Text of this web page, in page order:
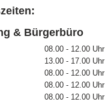
& Bürgerbüro
08.00 - 12.00 Uhr
13.00 - 17.00 Uhr
08.00 - 12.00 Uhr
08.00 - 12.00 Uhr
08.00 - 12.00 Uhr